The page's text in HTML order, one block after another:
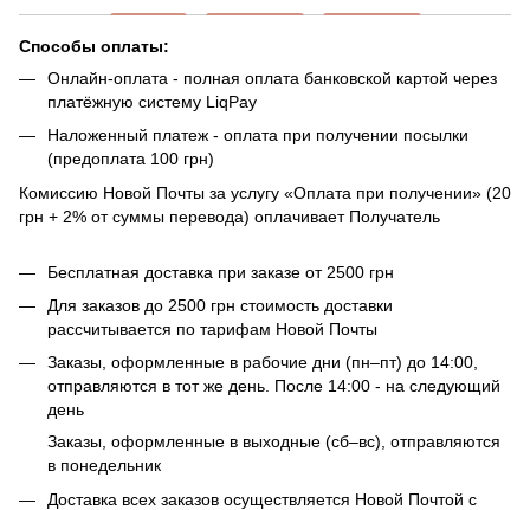
Способы оплаты:
Онлайн-оплата - полная оплата банковской картой через
платёжную систему LiqPay
Наложенный платеж - оплата при получении посылки
(предоплата 100 грн)
Комиссию Новой Почты за услугу «Оплата при получении» (20
грн + 2% от суммы перевода) оплачивает Получатель
Бесплатная доставка при заказе от 2500 грн
Для заказов до 2500 грн стоимость доставки
рассчитывается по тарифам Новой Почты
Заказы, оформленные в рабочие дни (пн–пт) до 14:00,
отправляются в тот же день. После 14:00 - на следующий
день
Заказы, оформленные в выходные (сб–вс), отправляются
в понедельник
Доставка всех заказов осуществляется Новой Почтой с